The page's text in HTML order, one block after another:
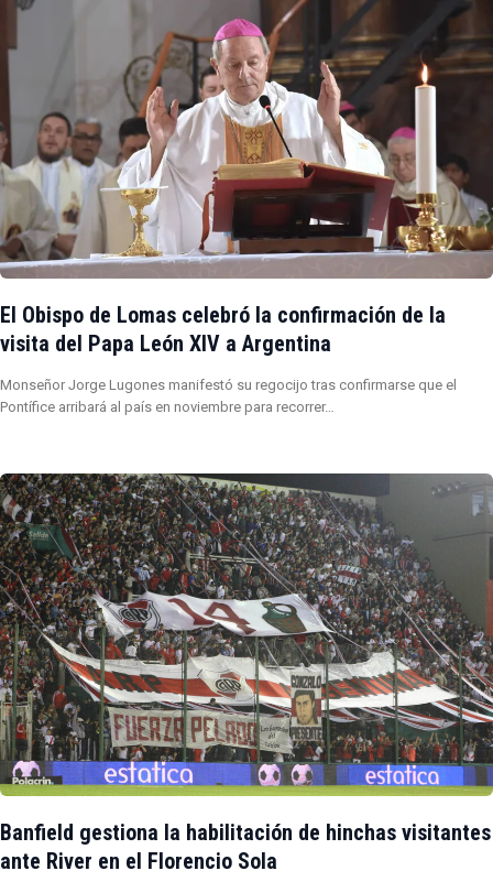
El Obispo de Lomas celebró la confirmación de la
visita del Papa León XIV a Argentina
Monseñor Jorge Lugones manifestó su regocijo tras confirmarse que el
Pontífice arribará al país en noviembre para recorrer…
Banfield gestiona la habilitación de hinchas visitantes
ante River en el Florencio Sola